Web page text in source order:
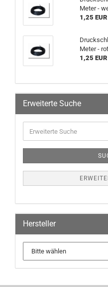
Meter -
1,25 EUR
Meter - rot
1,25 EUR
Erweiterte Suche
Hersteller